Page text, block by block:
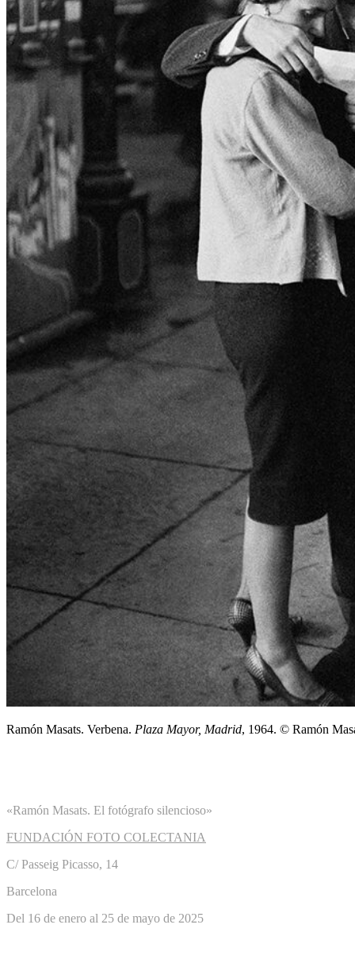
Ramón Masats. Verbena. Plaza Mayor, Madrid, 1964. © Ramón
«Ramón Masats. El fotógrafo silencioso»
FUNDACIÓN FOTO COLECTANIA
C/ Passeig Picasso, 14
Barcelona
Del 16 de enero al 25 de mayo de 2025